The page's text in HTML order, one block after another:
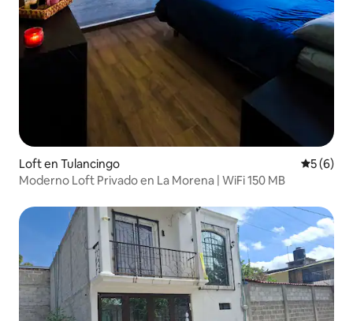
Loft en Tulancingo
5 (6)
Moderno Loft Privado en La Morena | WiFi 150 MB